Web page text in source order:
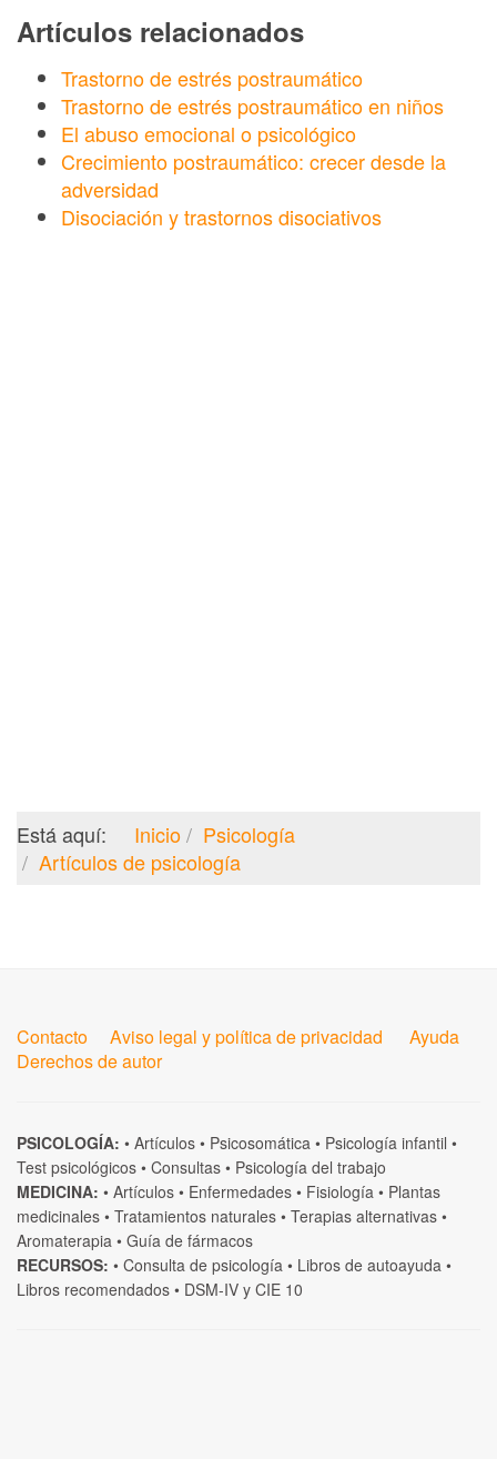
Artículos relacionados
Trastorno de estrés postraumático
Trastorno de estrés postraumático en niños
El abuso emocional o psicológico
Crecimiento postraumático: crecer desde la
adversidad
Disociación y trastornos disociativos
Está aquí: Inicio
Psicología
Artículos de psicología
Contacto Aviso legal y política de privacidad
Ayuda
Derechos de autor
PSICOLOGÍA: • Artículos • Psicosomática • Psicología infantil •
Test psicológicos • Consultas • Psicología del trabajo
MEDICINA: • Artículos • Enfermedades • Fisiología • Plantas
medicinales • Tratamientos naturales • Terapias alternativas •
Aromaterapia • Guía de fármacos
RECURSOS: • Consulta de psicología • Libros de autoayuda •
Libros recomendados • DSM-IV y CIE 10